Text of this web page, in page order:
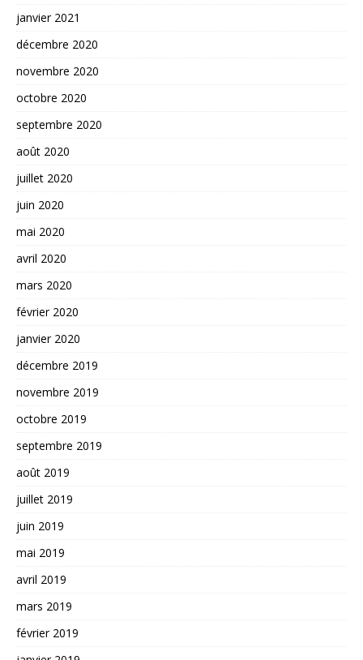
janvier 2021
décembre 2020
novembre 2020
octobre 2020
septembre 2020
août 2020
juillet 2020
juin 2020
mai 2020
avril 2020
mars 2020
février 2020
janvier 2020
décembre 2019
novembre 2019
octobre 2019
septembre 2019
août 2019
juillet 2019
juin 2019
mai 2019
avril 2019
mars 2019
février 2019